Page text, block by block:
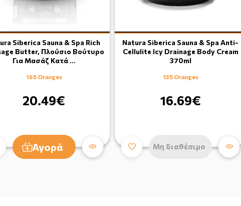
Siberica Sauna & Spa Rich
Butter, Πλούσιο Βούτυρο
Για Μασάζ Κατά …
165 Oranges
20.49€
Αγορά
Natura Siberica Sauna & Spa Anti-
Cellulite Icy Drainage Body Cream
370ml
135 Oranges
16.69€
Μη διαθέσιμο